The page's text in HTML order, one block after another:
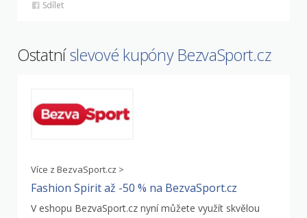
Sdílet
Ostatníslevové kupóny BezvaSport.cz
Více z BezvaSport.cz >
Fashion Spirit až -50 % na BezvaSport.cz
V eshopu BezvaSport.cz nyní můžete využít skvělou